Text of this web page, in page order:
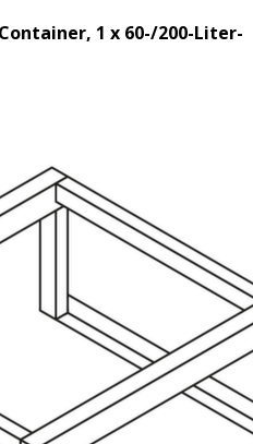
1 x 60-/200-Liter-